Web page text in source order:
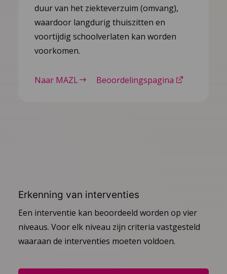
duur van het ziekteverzuim (omvang),
waardoor langdurig thuiszitten en
voortijdig schoolverlaten kan worden
voorkomen.
Naar MAZL Beoordelingspagina
Erkenning van interventies
Een interventie kan beoordeeld worden op vier
niveaus. Voor elk niveau zijn criteria vastgesteld
waaraan de interventies moeten voldoen.